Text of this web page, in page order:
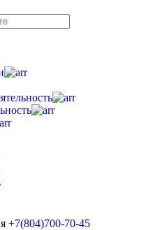
+7(804)700-70-45